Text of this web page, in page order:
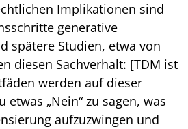
Implikationen sind
generative
spätere Studien, etwa von
diesen Sachverhalt: [TDM ist
werden auf dieser
„Nein“ zu sagen, was
aufzuzwingen und